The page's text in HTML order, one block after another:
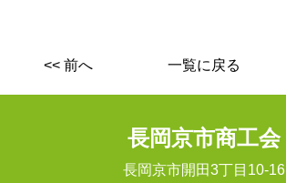
<< 前へ 一覧に戻る
長岡京市商工会
長岡京市開田3丁目10-16